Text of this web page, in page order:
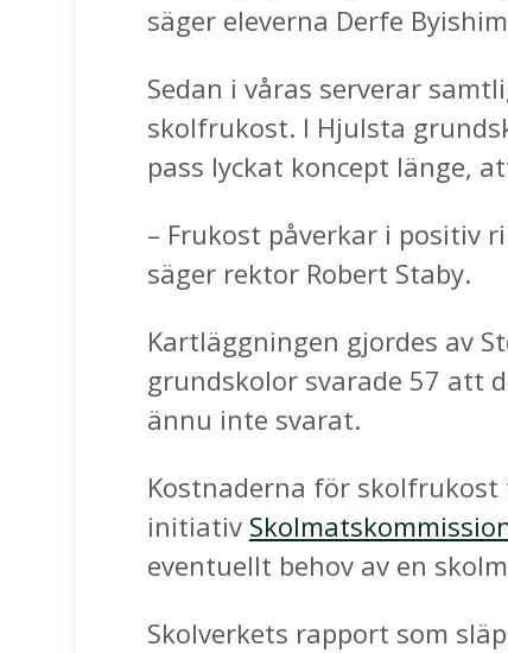
säger eleverna Derfe
Sedan i våras serverar
skolfrukost. I Hjulsta
pass lyckat koncept länge,
– Frukost påverkar i positiv
säger rektor Robert Staby.
Kartläggningen gjordes av
grundskolor svarade 57 att
ännu inte svarat.
Kostnaderna för skolfrukost
initiativ
eventuellt behov av en
Skolverkets rapport som